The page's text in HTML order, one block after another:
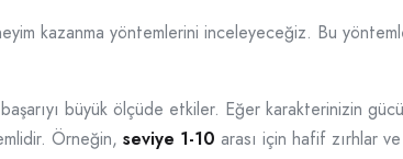
kazanma yöntemlerini inceleyeceğiz. Bu
büyük ölçüde etkiler. Eğer karakterinizin
Örneğin, seviye 1-10 arası için hafif zırhlar